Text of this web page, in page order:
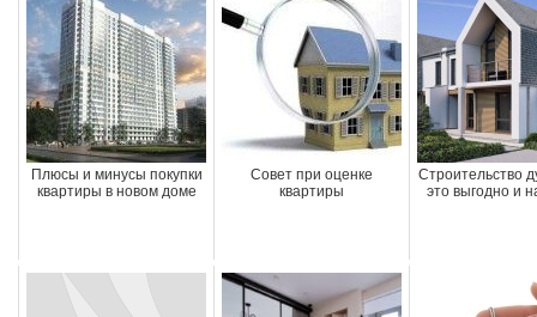
Плюсы и минусы покупки
квартиры в новом доме
Совет при оценке
квартиры
Строительство
это выгодно и